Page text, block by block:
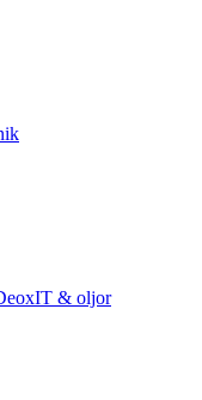
& oljor